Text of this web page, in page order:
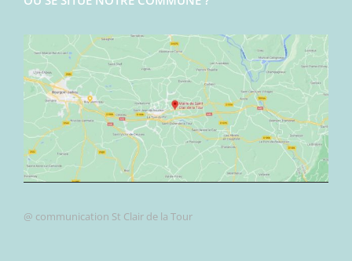
@ communication St Clair de la Tour